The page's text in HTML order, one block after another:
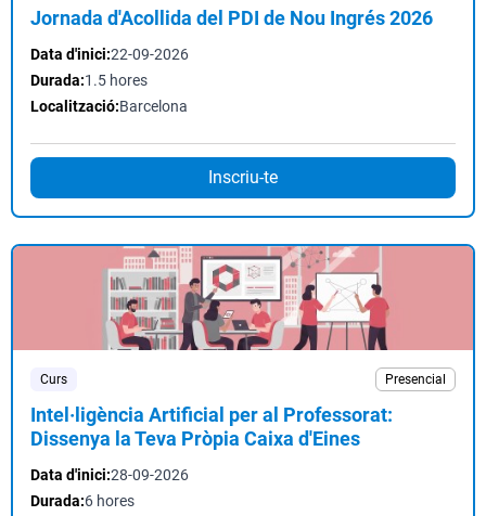
Jornada d'Acollida del PDI de Nou Ingrés 2026
Data d'inici:22-09-2026
Durada:1.5 hores
Localització:Barcelona
Inscriu-te
Curs Presencial
Intel·ligència Artificial per al Professorat:
Dissenya la Teva Pròpia Caixa d'Eines
Data d'inici:28-09-2026
Durada:6 hores